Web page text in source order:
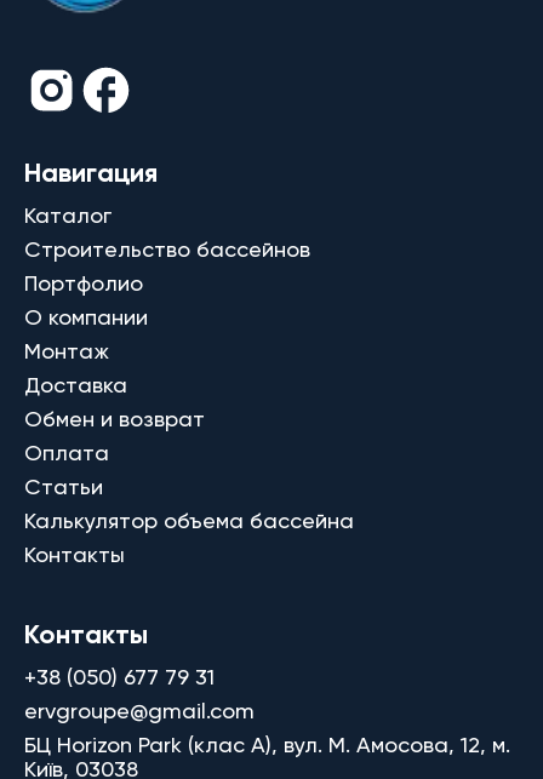
Навигация
Каталог
Строительство бассейнов
Портфолио
О компании
Монтаж
Доставка
Обмен и возврат
Оплата
Статьи
Калькулятор объема бассейна
Контакты
Контакты
+38 (050) 677 79 31
ervgroupe@gmail.com
БЦ Horizon Park (клас A), вул. М. Амосова, 12, м.
Київ, 03038